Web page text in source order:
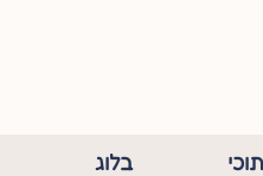
בלוג